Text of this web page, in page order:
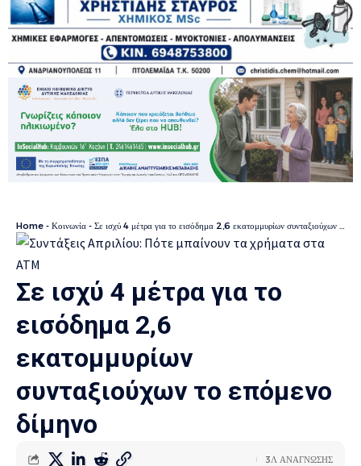
Home - Κοινωνία - Σε ισχύ 4 μέτρα για το εισόδημα 2,6 εκατομμυρίων συνταξιούχων το επόμενο δίμηνο
Σε ισχύ 4 μέτρα για το
εισόδημα 2,6
εκατομμυρίων
συνταξιούχων το επόμενο
δίμηνο
3Λ ΑΝΑΓΝΩΣΗΣ